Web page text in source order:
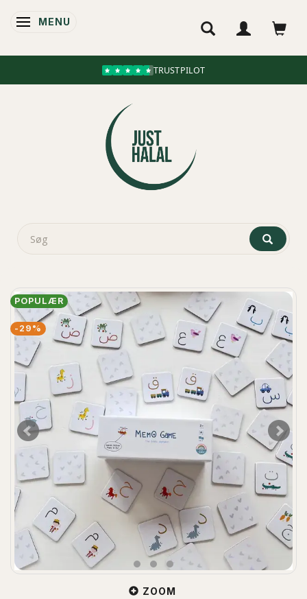
SKIFTE NAVIGATION
MENU
TRUSTPILOT
POPULÆR
-29%
ZOOM